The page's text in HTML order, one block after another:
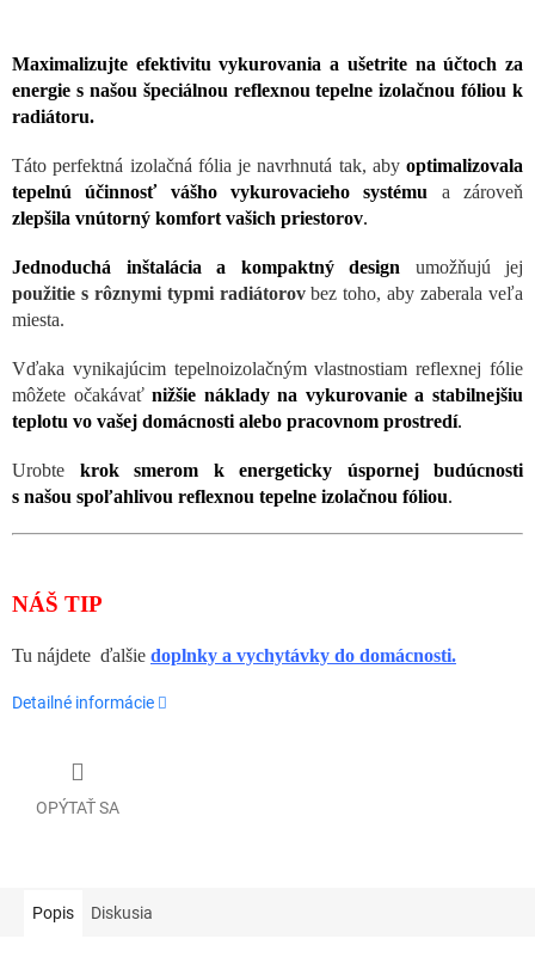
Maximalizujte efektivitu vykurovania a ušetrite na účtoch za
energie s našou špeciálnou reflexnou tepelne izolačnou fóliou k
radiátoru.
Táto perfektná izolačná fólia je navrhnutá tak, aby optimalizovala
tepelnú účinnosť vášho vykurovacieho systému a zároveň
zlepšila vnútorný komfort vašich priestorov.
Jednoduchá inštalácia a kompaktný design umožňujú jej
použitie s rôznymi typmi radiátorovbez toho, aby zaberala veľa
miesta.
Vďaka vynikajúcim tepelnoizolačným vlastnostiam reflexnej fólie
môžete očakávaťnižšie náklady na vykurovanie a stabilnejšiu
teplotu vo vašej domácnosti alebo pracovnom prostredí.
Urobte krok smerom k energeticky úspornej budúcnosti
s našou spoľahlivou reflexnou tepelne izolačnou fóliou.
NÁŠ TIP
Tu nájdete ďalšie doplnky a vychytávky do domácnosti.
Detailné informácie
OPÝTAŤ SA
Popis Diskusia